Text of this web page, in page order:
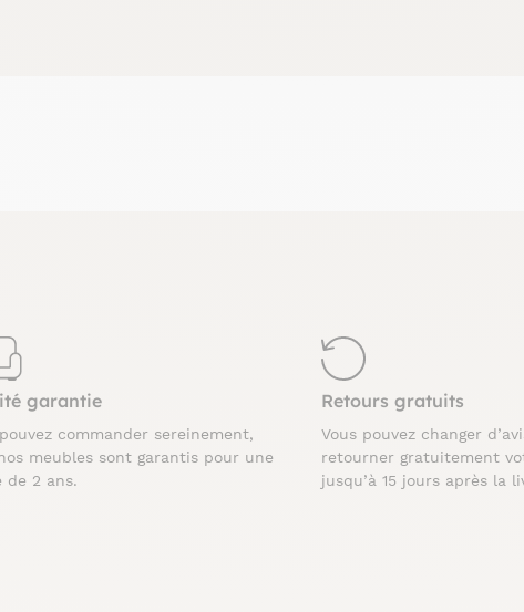
garantie
commander sereinement,
meubles sont garantis pour une
de 2 ans.
Retours gratuits
Vous pouvez changer
retourner gratuitement
jusqu’à 15 jours après la